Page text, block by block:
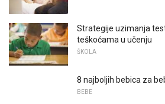
Strategije uzimanja
teškoćama u učenju
ŠKOLA
8 najboljih bebica za
BEBE